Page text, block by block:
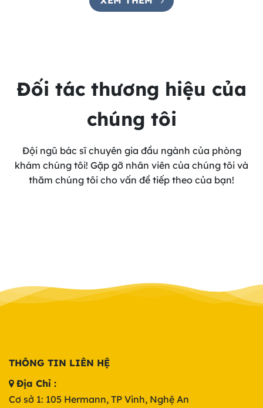
Đối tác thương hiệu của
chúng tôi
Đội ngũ bác sĩ chuyên gia đầu ngành của phòng
khám chúng tôi! Gặp gỡ nhân viên của chúng tôi và
thăm chúng tôi cho vấn đề tiếp theo của bạn!
THÔNG TIN LIÊN HỆ
Địa Chỉ :
Cơ sở 1: 105 Hermann, TP Vinh, Nghệ An